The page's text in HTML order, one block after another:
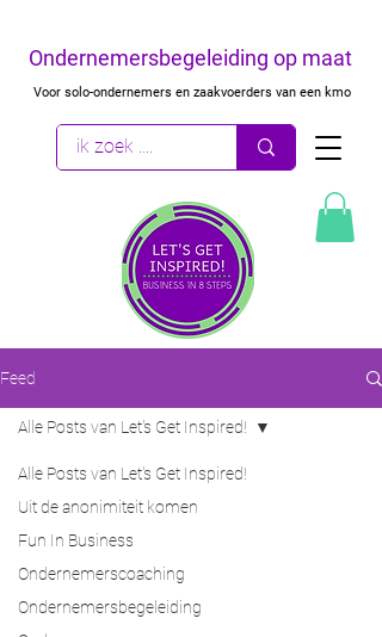
Ondernemersbegeleiding op maat
Voor solo-ondernemers en zaakvoerders van een kmo
Feed
Alle Posts van Let's Get Inspired!
Uit de anonimiteit komen
Fun In Business
Ondernemerscoaching
Ondernemersbegeleiding
Alle Posts van Let's Get Inspired!